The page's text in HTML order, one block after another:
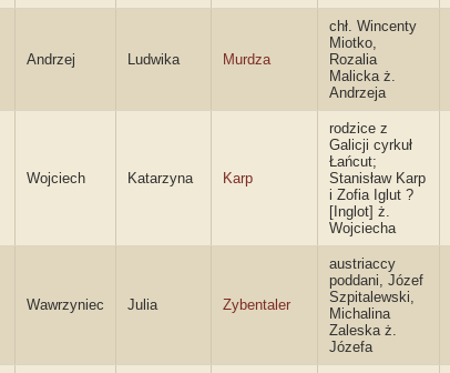
Andrzej Ludwika Murdza
chł. Wincenty
Miotko,
Rozalia
Malicka ż.
Andrzeja
Wojciech Katarzyna Karp
rodzice z
Galicji cyrkuł
Łańcut;
Stanisław Karp
i Zofia Iglut ?
[Inglot] ż.
Wojciecha
Wawrzyniec Julia Zybentaler
austriaccy
poddani, Józef
Szpitalewski,
Michalina
Zaleska ż.
Józefa